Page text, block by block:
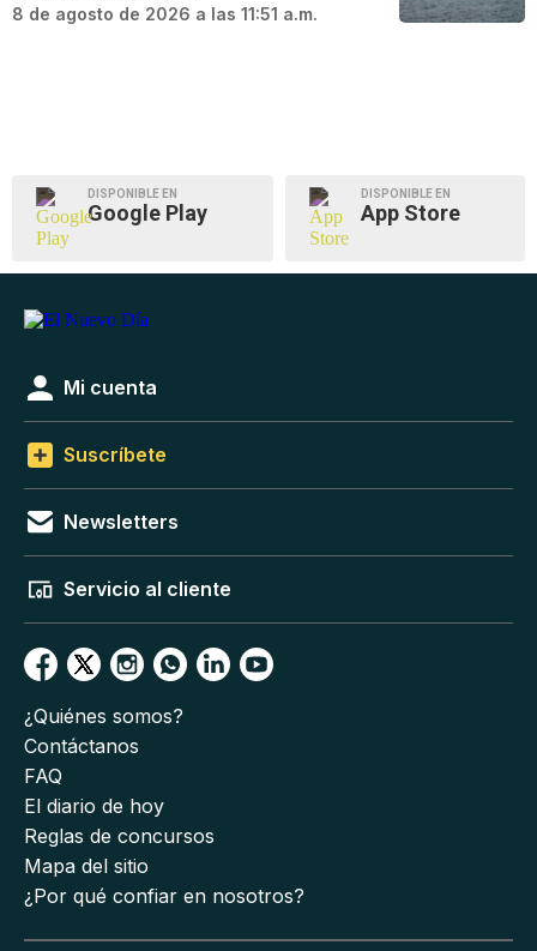
8 de agosto de 2026 a las 11:51 a.m.
DISPONIBLE EN
Google Play
DISPONIBLE EN
App Store
Mi cuenta
Suscríbete
Newsletters
Servicio al cliente
¿Quiénes somos?
Contáctanos
FAQ
El diario de hoy
Reglas de concursos
Mapa del sitio
¿Por qué confiar en nosotros?